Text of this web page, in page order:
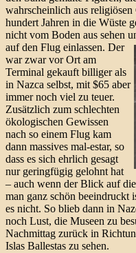
wahrscheinlich aus
hundert Jahren in die Wüste
nicht vom Boden aus sehen
auf den Flug einlassen. Der
war zwar vor Ort am
Terminal gekauft billiger als
in Nazca selbst, mit $65 aber
immer noch viel zu teuer.
Zusätzlich zum schlechten
ökologischen Gewissen
nach so einem Flug kam
dann massives mal-estar, so
dass es sich ehrlich gesagt
nur geringfügig gelohnt hat
– auch wenn der Blick auf
man ganz schön beeindruckt
es nicht. So blieb dann in
noch Lust, die Museen zu
Nachmittag zurück in
Islas Ballestas zu sehen.